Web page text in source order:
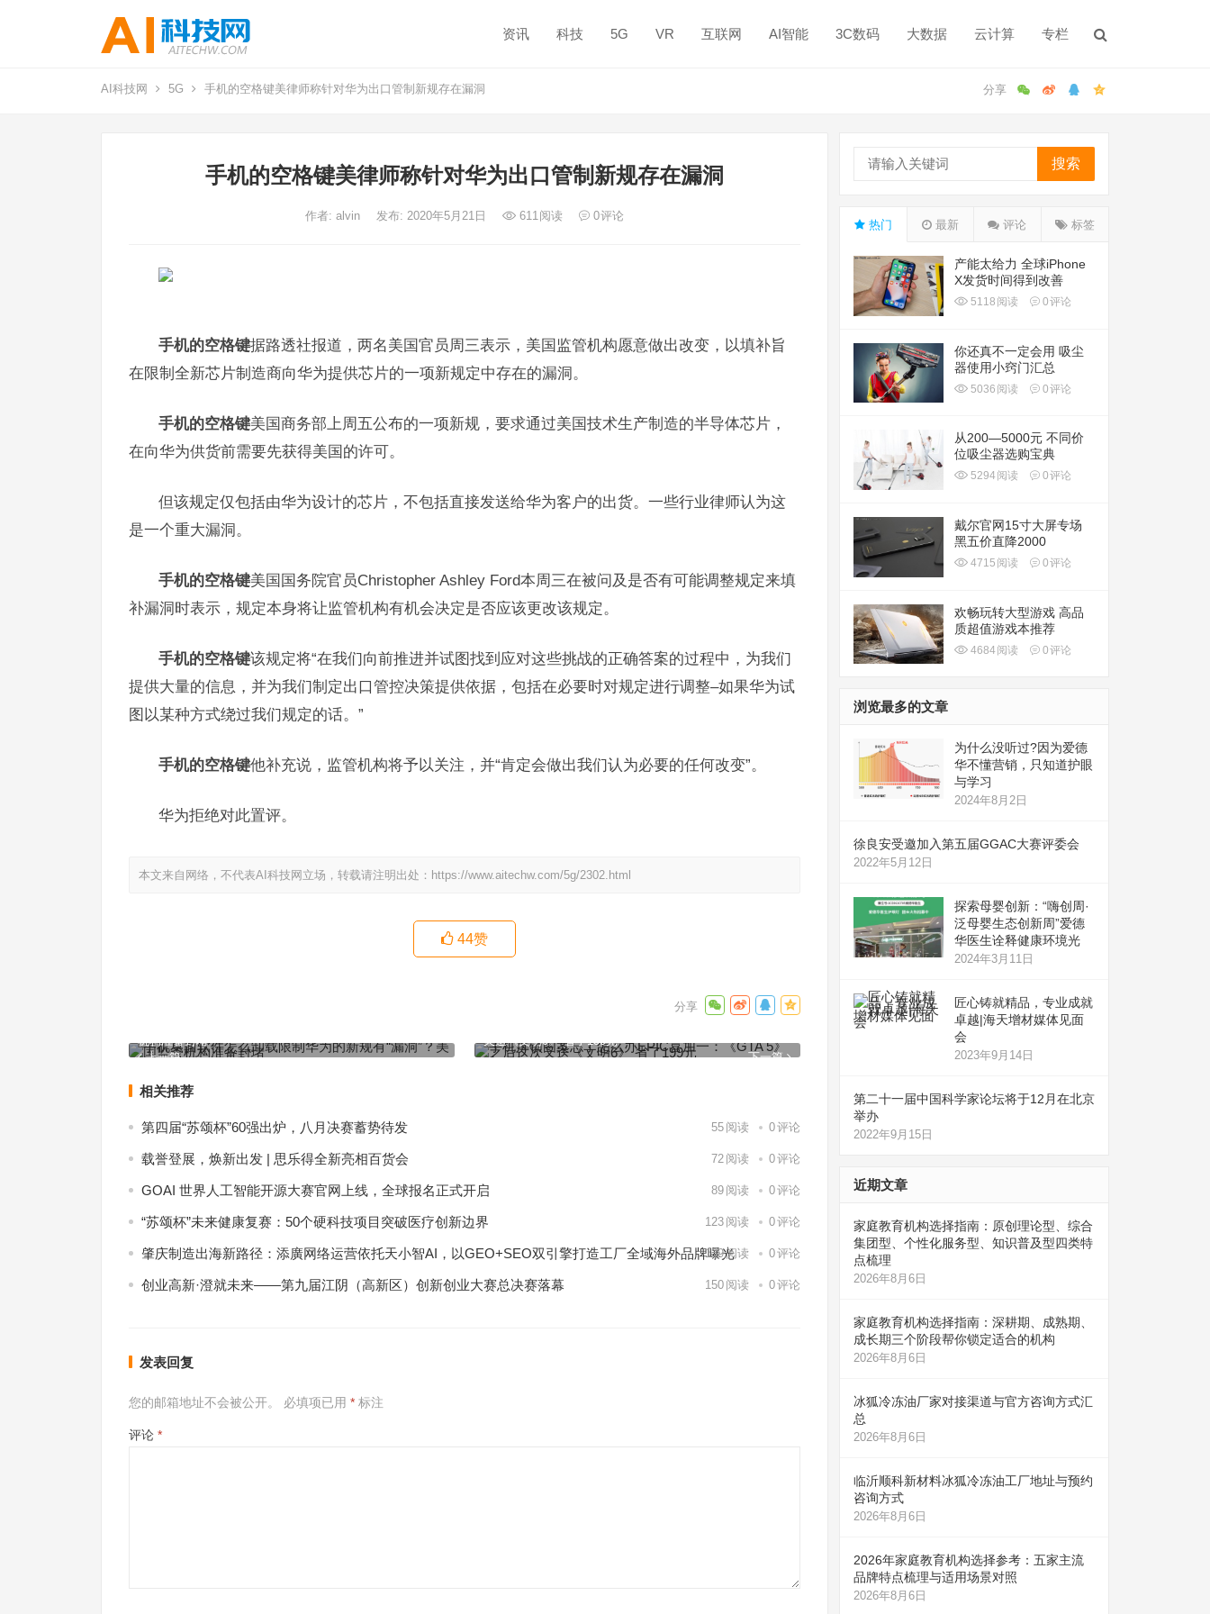
资讯 科技 5G VR 互联网 AI智能 3C数码 大数据 云计算 专栏
AI科技网 5G 手机的空格键美律师称针对华为出口管制新规存在漏洞
手机的空格键美律师称针对华为出口管制新规存在漏洞
作者: alvin 发布: 2020年5月21日 611阅读 0评论
手机的空格键据路透社报道，两名美国官员周三表示，美国监管机构愿意做出改变，以填补旨
在限制全新芯片制造商向华为提供芯片的一项新规定中存在的漏洞。
手机的空格键美国商务部上周五公布的一项新规，要求通过美国技术生产制造的半导体芯片，
在向华为供货前需要先获得美国的许可。
但该规定仅包括由华为设计的芯片，不包括直接发送给华为客户的出货。一些行业律师认为这
是一个重大漏洞。
手机的空格键美国国务院官员Christopher Ashley Ford本周三在被问及是否有可能调整规定来填
补漏洞时表示，规定本身将让监管机构有机会决定是否应该更改该规定。
手机的空格键该规定将“在我们向前推进并试图找到应对这些挑战的正确答案的过程中，为我们
提供大量的信息，并为我们制定出口管控决策提供依据，包括在必要时对规定进行调整–如果华为试
图以某种方式绕过我们规定的话。”
手机的空格键他补充说，监管机构将予以关注，并“肯定会做出我们认为必要的任何改变”。
华为拒绝对此置评。
本文来自网络，不代表AI科技网立场，转载请注明出处： https://www.aitechw.com/5g/2302.html
44赞
上一篇
机构准备封堵
下一篇
又送《文明6》 省了199元
相关推荐
第四届“苏颂杯”60强出炉，八月决赛蓄势待发 55 阅读 0评论
载誉登展，焕新出发 | 思乐得全新亮相百货会 72 阅读 0评论
GOAI 世界人工智能开源大赛官网上线，全球报名正式开启 89 阅读 0评论
“苏颂杯”未来健康复赛：50个硬科技项目突破医疗创新边界 123 阅读 0评论
肇庆制造出海新路径：添廣网络运营依托天小智AI，以GEO+SEO双引擎打造工厂全域海外品牌曝光
139阅读 0评论
创业高新·澄就未来——第九届江阴（高新区）创新创业大赛总决赛落幕 150 阅读 0评论
发表回复
您的邮箱地址不会被公开。 必填项已用 * 标注
评论 *
搜索
热门 最新 评论 标签
产能太给力 全球iPhone
X发货时间得到改善
5118 阅读 0评论
你还真不一定会用 吸尘
器使用小窍门汇总
5036 阅读 0评论
从200—5000元 不同价
位吸尘器选购宝典
5294 阅读 0评论
戴尔官网15寸大屏专场
黑五价直降2000
4715 阅读 0评论
欢畅玩转大型游戏 高品
质超值游戏本推荐
4684 阅读 0评论
浏览最多的文章
为什么没听过?因为爱德
华不懂营销，只知道护眼
与学习
2024年8月2日
徐良安受邀加入第五届GGAC大赛评委会
2022年5月12日
探索母婴创新：“嗨创周·
泛母婴生态创新周”爱德
华医生诠释健康环境光
2024年3月11日
匠心铸就精品，专业成就
卓越|海天增材媒体见面
会
2023年9月14日
第二十一届中国科学家论坛将于12月在北京
举办
2022年9月15日
近期文章
家庭教育机构选择指南：原创理论型、综合
集团型、个性化服务型、知识普及型四类特
点梳理
2026年8月6日
家庭教育机构选择指南：深耕期、成熟期、
成长期三个阶段帮你锁定适合的机构
2026年8月6日
冰狐冷冻油厂家对接渠道与官方咨询方式汇
总
2026年8月6日
临沂顺科新材料冰狐冷冻油工厂地址与预约
咨询方式
2026年8月6日
2026年家庭教育机构选择参考：五家主流
品牌特点梳理与适用场景对照
2026年8月6日